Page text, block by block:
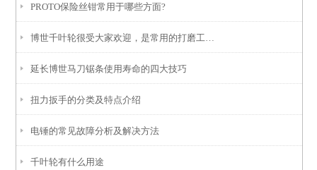
PROTO保险丝钳常用于哪些方面?
延长博世马刀锯条使用寿命的四大技巧
扭力扳手的分类及特点介绍
电锤的常见故障分析及解决方法
千叶轮有什么用途